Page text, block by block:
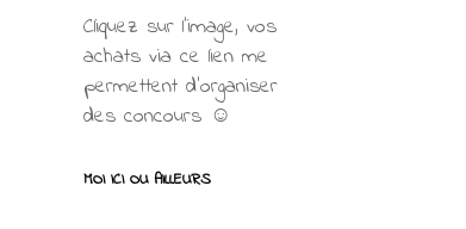
Cliquez sur l'image, vos
achats via ce lien me
permettent d’organiser
des concours ☺
MOI ICI OU AILLEURS